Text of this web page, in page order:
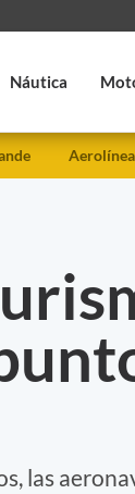
Náutica
las